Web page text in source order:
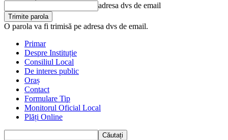
adresa dvs de email
O parola va fi trimisă pe adresa dvs de email.
Primar
Despre Instituție
Consiliul Local
De interes public
Oraș
Contact
Formulare Tip
Monitorul Oficial Local
Plăți Online